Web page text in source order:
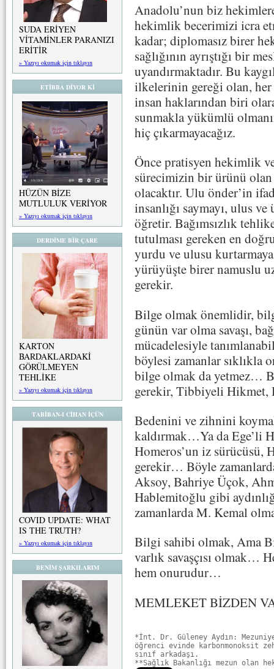
SUDA ERİYEN
VİTAMİNLER PARANIZI
ERİTİR
» Yazıyı okumak için tıklayın
ETİBBA DİYOR Kİ
HÜZÜN BİZE
MUTLULUK VERİYOR
» Yazıyı okumak için tıklayın
DERDİME BİR ÇARE
KARTON
BARDAKLARDAKİ
GÖRÜLMEYEN
TEHLİKE
» Yazıyı okumak için tıklayın
TABİBAN-I CİHAN İÇÜN
COVID UPDATE: WHAT
IS THE TRUTH?
» Yazıyı okumak için tıklayın
BENİM ŞARKILARIM
Anadolu’nun biz
hekimlik becerimizi icra
kadar; diplomasız birer
sağlığının ayrıştığı bir
uyandırmaktadır. Bu
ilkelerinin gereği olan,
insan haklarından biri
sunmakla yükümlü
hiç çıkarmayacağız.
Önce pratisyen hekimlik
sürecimizin bir ürünü olan
olacaktır. Ulu önder’in
insanlığı saymayı, ulus
öğretir. Bağımsızlık
tutulması gereken en
yurdu ve ulusu
yürüyüşte birer namuslu
gerekir.
Bilge olmak önemlidir,
günün var olma savaşı,
mücadelesiyle
böylesi zamanlar sıklıkla
bilge olmak da yetmez…
gerekir, Tibbiyeli
Bedenini ve zihnini
kaldırmak…Ya da Ege’li
Homeros’un iz sürücüsü,
gerekir… Böyle
Aksoy, Bahriye Üçok,
Hablemitoğlu gibi
zamanlarda M. Kemal
Bilgi sahibi olmak, Ama
varlık savaşçısı olmak…
hem onurudur…
MEMLEKET BİZDEN
*İnt. Dr. Güleney Aydın:
öğrenci evinde karbonmonoksit
sınıf arkadaşı.
**Sağlık Bakanlığı mezun olan